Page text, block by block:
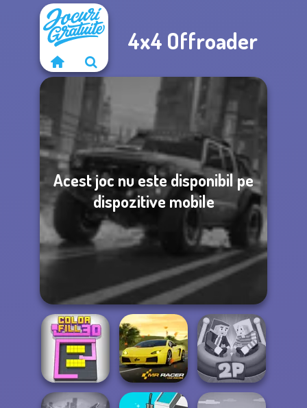
4x4 Offroader
Acest joc nu este disponibil pe
dispozitive mobile